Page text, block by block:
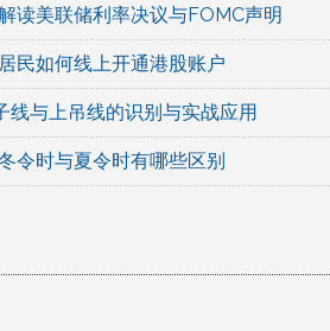
读美联储利率决议与FOMC声明
民如何线上开通港股账户
线与上吊线的识别与实战应用
令时与夏令时有哪些区别